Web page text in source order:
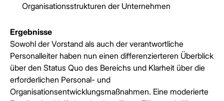
Organisationsstrukturen der Unternehmen
Ergebnisse
Sowohl der Vorstand als auch der verantwortliche
Personalleiter haben nun einen differenzierteren Überblick
über den Status Quo des Bereichs und Klarheit über die
erforderlichen Personal- und
Organisationsentwicklungsmaßnahmen. Eine moderierte